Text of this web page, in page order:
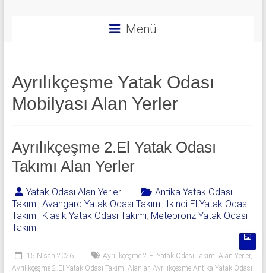
|
0
541
06
06
|
Yıldız
Spot
Menü
Ayrılıkçeşme Yatak Odası
Mobilyası Alan Yerler
Ayrılıkçeşme 2.El Yatak Odası
Takımı Alan Yerler
Yatak Odası Alan Yerler
Antika Yatak Odası
Takımı, Avangard Yatak Odası Takımı, İkinci El Yatak Odası
Takımı, Klasik Yatak Odası Takımı, Metebronz Yatak Odası
Takımı
15 Nisan 2026 Ayrılıkçeşme 2.El Yatak Odası Takımı Alan Yerler,
Ayrılıkçeşme 2.El Yatak Odası Takımı Alanlar, Ayrılıkçeşme Antika Yatak Odası